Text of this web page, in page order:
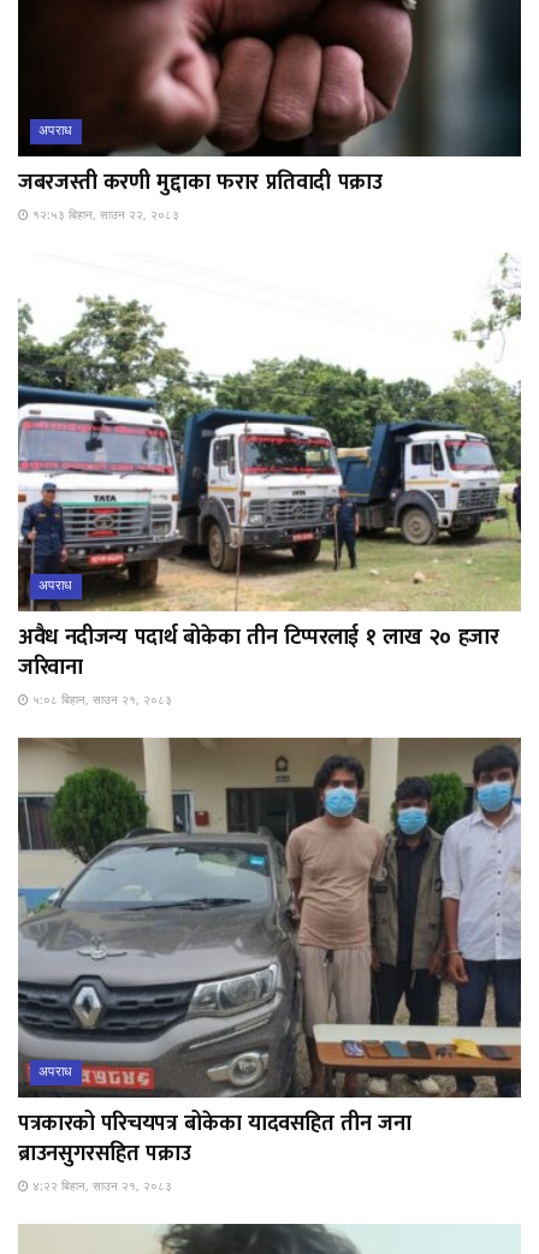
अपराध
जबरजस्ती करणी मुद्दाका फरार प्रतिवादी पक्राउ
१२:५३ बिहान, साउन २२, २०८३
अपराध
अवैध नदीजन्य पदार्थ बोकेका तीन टिप्परलाई १ लाख २० हजार
जरिवाना
५:०८ बिहान, साउन २१, २०८३
अपराध
पत्रकारको परिचयपत्र बोकेका यादवसहित तीन जना
ब्राउनसुगरसहित पक्राउ
४:२२ बिहान, साउन २१, २०८३